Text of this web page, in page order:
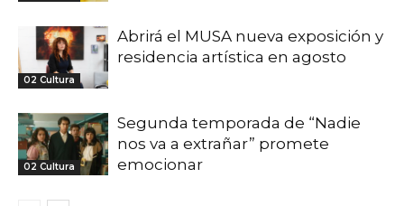
02 Cultura
Abrirá el MUSA nueva exposición y
residencia artística en agosto
02 Cultura
Segunda temporada de “Nadie
nos va a extrañar” promete
emocionar